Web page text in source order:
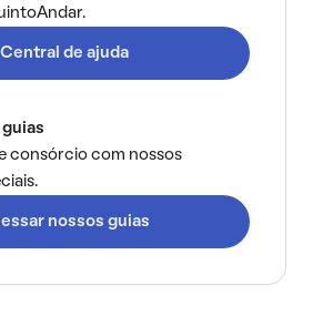
Central de ajuda
consórcio com nossos
nossos guias